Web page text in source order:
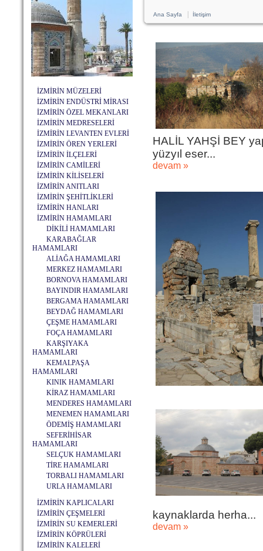
İZMİRİN MÜZELERİ
İZMİRİN ENDÜSTRİ MİRASI
İZMİRİN ÖZEL MEKANLARI
İZMİRİN MEDRESELERİ
İZMİRİN LEVANTEN EVLERİ
İZMİRİN ÖREN YERLERİ
İZMİRİN İLÇELERİ
İZMİRİN CAMİLERİ
İZMİRİN KİLİSELERİ
İZMİRİN ANITLARI
İZMİRİN ŞEHİTLİKLERİ
İZMİRİN HANLARI
İZMİRİN HAMAMLARI
DİKİLİ HAMAMLARI
KARABAĞLAR
HAMAMLARI
ALİAĞA HAMAMLARI
MERKEZ HAMAMLARI
BORNOVA HAMAMLARI
BAYINDIR HAMAMLARI
BERGAMA HAMAMLARI
BEYDAĞ HAMAMLARI
ÇEŞME HAMAMLARI
FOÇA HAMAMLARI
KARŞIYAKA
HAMAMLARI
KEMALPAŞA
HAMAMLARI
KINIK HAMAMLARI
KİRAZ HAMAMLARI
MENDERES HAMAMLARI
MENEMEN HAMAMLARI
ÖDEMİŞ HAMAMLARI
SEFERİHİSAR
HAMAMLARI
SELÇUK HAMAMLARI
TİRE HAMAMLARI
TORBALI HAMAMLARI
URLA HAMAMLARI
İZMİRİN KAPLICALARI
İZMİRİN ÇEŞMELERİ
İZMİRİN SU KEMERLERİ
İZMİRİN KÖPRÜLERİ
İZMİRİN KALELERİ
Ana Sayfa| İletişim
HALİL YAHŞİ BEY
yüzyıl eser...
devam »
kaynaklarda herha...
devam »